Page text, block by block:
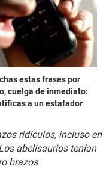
estas frases por
cuelga de inmediato:
a un estafador
ridículos, incluso en
abelisaurios tenían
brazos